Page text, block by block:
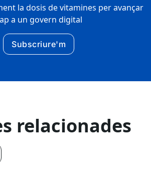
la dosis de vitamines per avançar
a un govern digital
Subscriure'm
relacionades